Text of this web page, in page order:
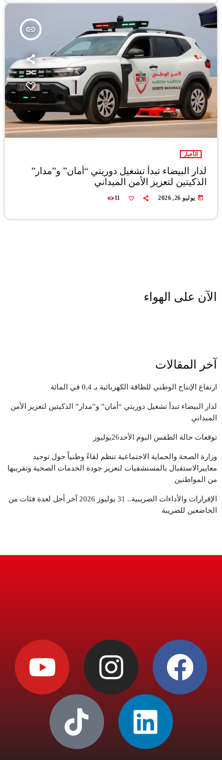
insert_link
الأخبار
لدار البيضاء تبدأ تشغيل دوريتي “أمان” و”مدار”
الذكيتين لتعزيز الأمن الميداني
today يوليو 26, 2026 11
الآن على الهواء
آخر المقالات
ارتفاع الإنتاج الوطني للطاقة الكهربائية بـ 0,4 في المائة
لدار البيضاء تبدأ تشغيل دوريتي “أمان” و”مدار” الذكيتين لتعزيز الأمن
الميداني
توقعات حالة الطقس البوم الأحد26يوليوز
وزارة الصحة والحماية الاجتماعية تنظم لقاءً وطنياً حول توحيد
معاييرالاستقبال بالمستشفيات لتعزيز جودة الخدمات الصحية وتقريبها
من المواطنين
الإقرارات والأداءات الضريبية.. 31 يوليوز 2026 آخر أجل لعدة فئات من
الخاضعين للضريبة